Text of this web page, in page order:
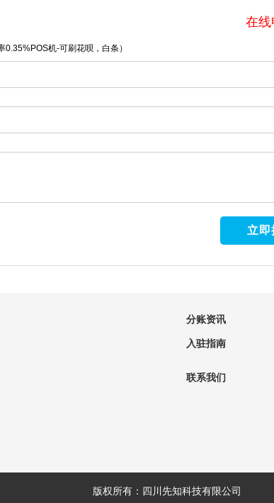
在
0.35%POS机-可刷花呗，白条）
分账资讯
入驻指南
联系我们
版权所有：四川先知科技有限公司